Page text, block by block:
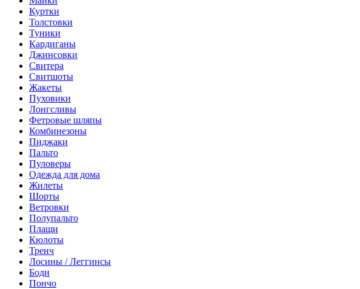
Куртки
Толстовки
Туники
Кардиганы
Джинсовки
Свитера
Свитшоты
Жакеты
Пуховики
Лонгсливы
Фетровые шляпы
Комбинезоны
Пиджаки
Пальто
Пуловеры
Одежда для дома
Жилеты
Шорты
Ветровки
Полупальто
Плащи
Кюлоты
Тренч
Лосины / Леггинсы
Боди
Пончо